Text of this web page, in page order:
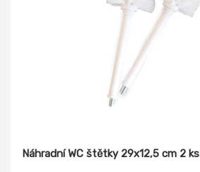
Náhradní WC štětky 29x12,5 cm 2 ks